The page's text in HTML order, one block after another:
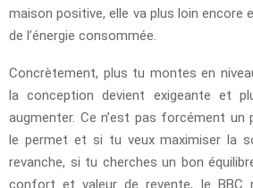
maison positive, elle va plus loin encore
de l’énergie consommée.
Concrètement, plus tu montes en
la conception devient exigeante et
augmenter. Ce n’est pas forcément
le permet et si tu veux maximiser la
revanche, si tu cherches un bon
confort et valeur de revente, le BBC